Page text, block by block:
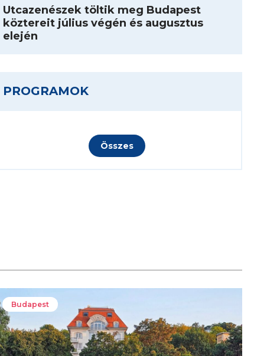
Utcazenészek töltik meg Budapest
köztereit július végén és augusztus
elején
PROGRAMOK
Összes
Budapest